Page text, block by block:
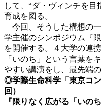
して、“ダ・ヴィンチを
育成を図る。
今回、そうした構想の
学主催のシンポジウム『
を開催する。４大学の連
「いのち」という言葉を
やすい講演をし、最先端
◎学際生命科学「東京コ
回）
『限りなく広がる「いの